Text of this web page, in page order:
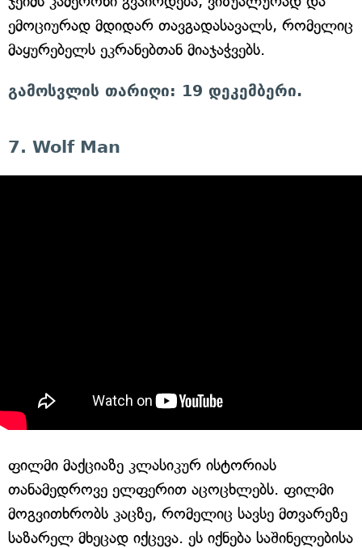
ემოციურად მდიდარ თავგადასავალს, რომელიც
მაყურებელს ეკრანებთან მიაჯაჭვებს.
გამოსვლის თარიღი: 19 დეკემბერი.
7. Wolf Man
ფილმი მაქციაზე კლასიკურ ისტორიას
თანამედროვე ელფერით აცოცხლებს. ფილმი
მოგვითხრობს კაცზე, რომელიც სავსე მთვარეზე
საზარელ მხეცად იქცევა. ეს იქნება საშინელებისა